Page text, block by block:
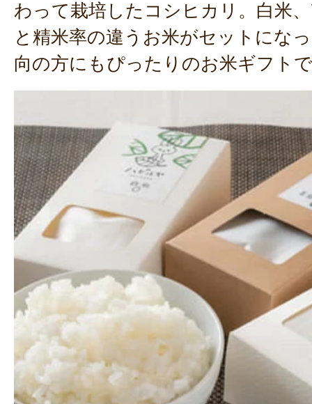
わって栽培したコシヒカリ。白米
と精米率の違うお米がセットにな
向の方にもぴったりのお米ギフト